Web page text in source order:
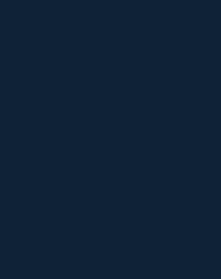
KL75-LS7-GOLD
Chí Minh, Két sắt Sài
Két sắt Kassler KL75-
thành trên cả nước
Vũng Tàu, Cà Mau,